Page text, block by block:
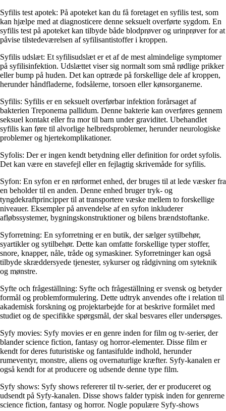
Syfilis test apotek: På apoteket kan du få foretaget en syfilis test, som
kan hjælpe med at diagnosticere denne seksuelt overførte sygdom. En
syfilis test på apoteket kan tilbyde både blodprøver og urinprøver for at
påvise tilstedeværelsen af ​​syfilisantistoffer i kroppen.
Syfilis udslæt: Et syfilisudslæt er et af de mest almindelige symptomer
på syfilisinfektion. Udslættet viser sig normalt som små rødlige prikker
eller bump på huden. Det kan optræde på forskellige dele af kroppen,
herunder håndfladerne, fodsålerne, torsoen eller kønsorganerne.
Syfilis: Syfilis er en seksuelt overførbar infektion forårsaget af
bakterien Treponema pallidum. Denne bakterie kan overføres gennem
seksuel kontakt eller fra mor til barn under graviditet. Ubehandlet
syfilis kan føre til alvorlige helbredsproblemer, herunder neurologiske
problemer og hjertekomplikationer.
Syfolis: Der er ingen kendt betydning eller definition for ordet syfolis.
Det kan være en stavefejl eller en fejlagtig skrivemåde for syfilis.
Syfon: En syfon er en rørformet enhed, der bruges til at lede væsker fra
en beholder til en anden. Denne enhed bruger tryk- og
tyngdekraftprincipper til at transportere væske mellem to forskellige
niveauer. Eksempler på anvendelse af en syfon inkluderer
afløbssystemer, bygningskonstruktioner og bilens brændstoftanke.
Syforretning: En syforretning er en butik, der sælger sytilbehør,
syartikler og sytilbehør. Dette kan omfatte forskellige typer stoffer,
snore, knapper, nåle, tråde og symaskiner. Syforretninger kan også
tilbyde skræddersyede tjenester, sykurser og rådgivning om syteknik
og mønstre.
Syfte och frågeställning: Syfte och frågeställning er svensk og betyder
formål og problemformulering. Dette udtryk anvendes ofte i relation til
akademisk forskning og projektarbejde for at beskrive formålet med
studiet og de specifikke spørgsmål, der skal besvares eller undersøges.
Syfy movies: Syfy movies er en genre inden for film og tv-serier, der
blander science fiction, fantasy og horror-elementer. Disse film er
kendt for deres futuristiske og fantasifulde indhold, herunder
rumeventyr, monstre, aliens og overnaturlige kræfter. Syfy-kanalen er
også kendt for at producere og udsende denne type film.
Syfy shows: Syfy shows refererer til tv-serier, der er produceret og
udsendt på Syfy-kanalen. Disse shows falder typisk inden for genrerne
science fiction, fantasy og horror. Nogle populære Syfy-shows